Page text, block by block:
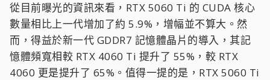
從目前曝光的資訊來看，RTX 5060 Ti 的 CUDA 核心
數量相比上一代增加了約 5.9%，增幅並不算大。然
而，得益於新一代 GDDR7 記憶體晶片的導入，其記
憶體頻寬相較 RTX 4060 Ti 提升了 55%，較 RTX
4060 更是提升了 65%。值得一提的是，RTX 5060 Ti